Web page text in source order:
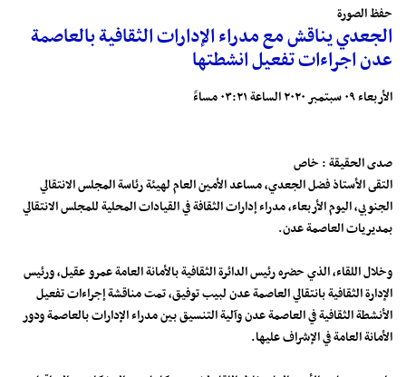
حفظ الصورة
الجعدي يناقش مع مدراء الإدارات الثقافية بالعاصمة
عدن اجراءات تفعيل انشطتها
الأربعاء ٠٩ سبتمبر ٢٠٢٠ الساعة ٠٣:٢١ مساءً
صدى الحقيقة : خاص
التقى الأستاذ فضل الجعدي، مساعد الأمين العام لهيئة رئاسة المجلس الانتقالي
الجنوبي، اليوم الأربعاء، مدراء إدارات الثقافة في القيادات المحلية للمجلس الانتقالي
بمديريات العاصمة عدن.
وخلال اللقاء، الذي حضره رئيس الدائرة الثقافية بالأمانة العامة عمرو عقيل، ورئيس
الإدارة الثقافية بانتقالي العاصمة عدن لبيب توفيق، تمت مناقشة إجراءات تفعيل
الأنشطة الثقافية في العاصمة عدن وآلية التنسيق بين مدراء الإدارات بالعاصمة ودور
الأمانة العامة في الإشراف عليها.